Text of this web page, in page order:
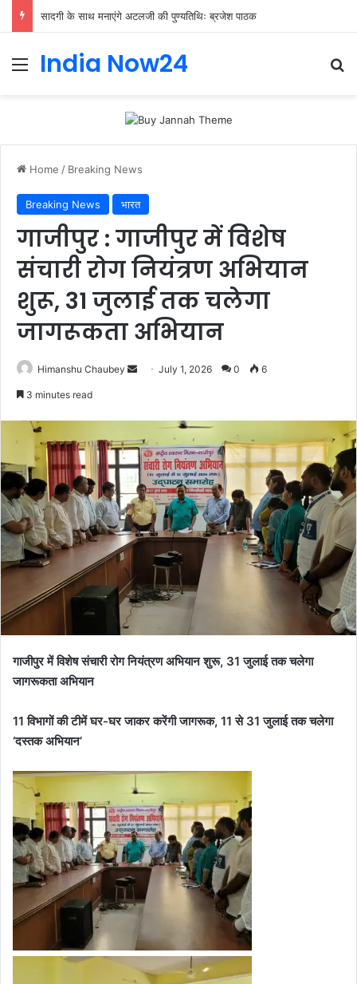
सादगी के साथ मनाएंगे अटलजी की पुण्यतिथिः ब्रजेश पाठक
India Now24
Home / Breaking News
Breaking News भारत
गाजीपुर : गाजीपुर में विशेष
संचारी रोग नियंत्रण अभियान
शुरू, 31 जुलाई तक चलेगा
जागरूकता अभियान
Himanshu Chaubey July 1, 2026 0 6
3 minutes read
गाजीपुर में विशेष संचारी रोग नियंत्रण अभियान शुरू, 31 जुलाई तक चलेगा
जागरूकता अभियान
11 विभागों की टीमें घर-घर जाकर करेंगी जागरूक, 11 से 31 जुलाई तक चलेगा
‘दस्तक अभियान’